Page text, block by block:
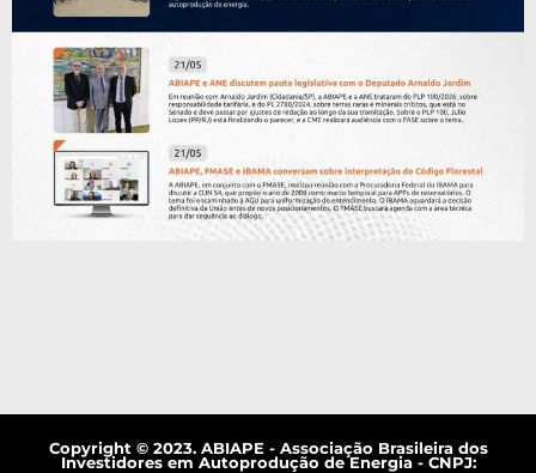
Copyright © 2023. ABIAPE - Associação Brasileira dos
Investidores em Autoprodução de Energia - CNPJ: